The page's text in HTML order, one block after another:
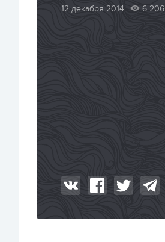
12 декабря 2014 6 206